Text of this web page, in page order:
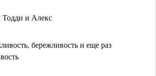
и Алекс
бережливость и еще раз